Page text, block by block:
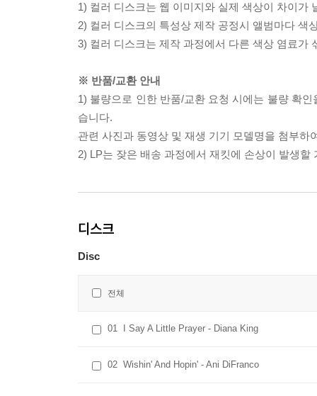
1) 컬러 디스크는 웹 이미지와 실제 색상이 차이가
2) 컬러 디스크의 특성상 제작 공정시 앨범마다 색
3) 컬러 디스크는 제작 과정에서 다른 색상 염료가
※ 반품/교환 안내
1) 불량으로 인한 반품/교환 요청 시에는 불량 확
습니다.
관련 사진과 동영상 및 재생 기기 모델명을 첨부하
2) LP는 잦은 배송 과정에서 재킷에 손상이 발생
디스크
Disc
전체
01 I Say A Little Prayer - Diana King
02 Wishin' And Hopin' - Ani DiFranco